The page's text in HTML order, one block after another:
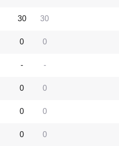
30
30
0
0
-
-
0
0
0
0
0
0